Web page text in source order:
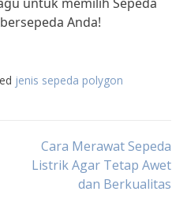
Anda!
jenis sepeda polygon
Cara Merawat Sepeda
Listrik Agar Tetap Awet
dan Berkualitas